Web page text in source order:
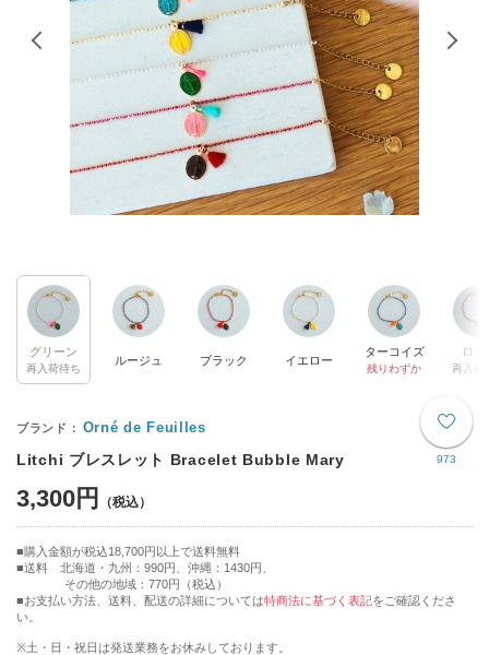
グリーン
再入荷待ち
ルージュ ブラック イエロー
ターコイズ
残りわずか
ロー
再入荷
973
Orné de Feuilles
Litchi ブレスレット Bracelet Bubble Mary
3,300円
購入金額が税込18,700円以上で送料無料
送料 北海道・九州：990円、沖縄：1430円、
その他の地域：770円（税込）
■お支払い方法、送料、配送の詳細については特商法に基づく表記をご確認くださ
い。
※土・日・祝日は発送業務をお休みしております。